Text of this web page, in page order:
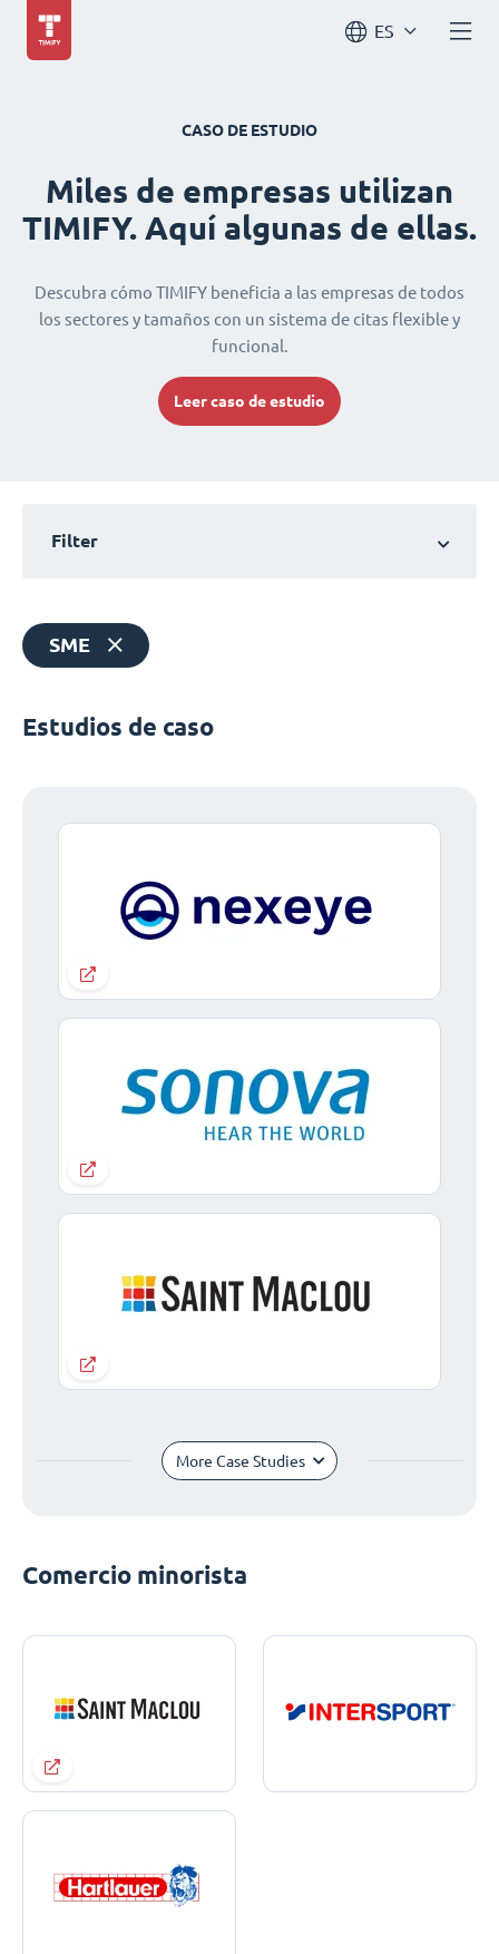
ES
CASO DE ESTUDIO
Miles de empresas utilizan
TIMIFY. Aquí algunas de ellas.
Descubra cómo TIMIFY beneficia a las empresas de todos
los sectores y tamaños con un sistema de citas flexible y
funcional.
Leer caso de estudio
Filter
SME
Estudios de caso
More Case Studies
Comercio minorista